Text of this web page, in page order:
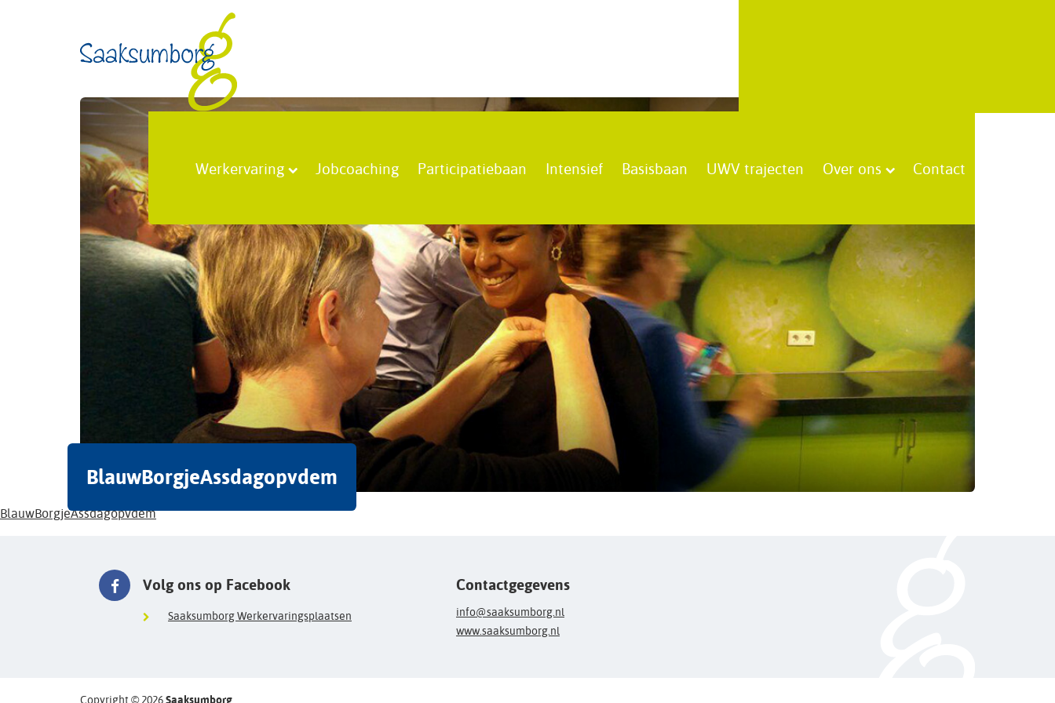
Werkervaring Jobcoaching Participatiebaan Intensief Basisbaan UWV trajecten Over ons Contact
BlauwBorgjeAssdagopvdem
BlauwBorgjeAssdagopvdem
Volg ons op Facebook
Saaksumborg Werkervaringsplaatsen
Contactgegevens
info@saaksumborg.nl
www.saaksumborg.nl
Copyright © 2026Saaksumborg